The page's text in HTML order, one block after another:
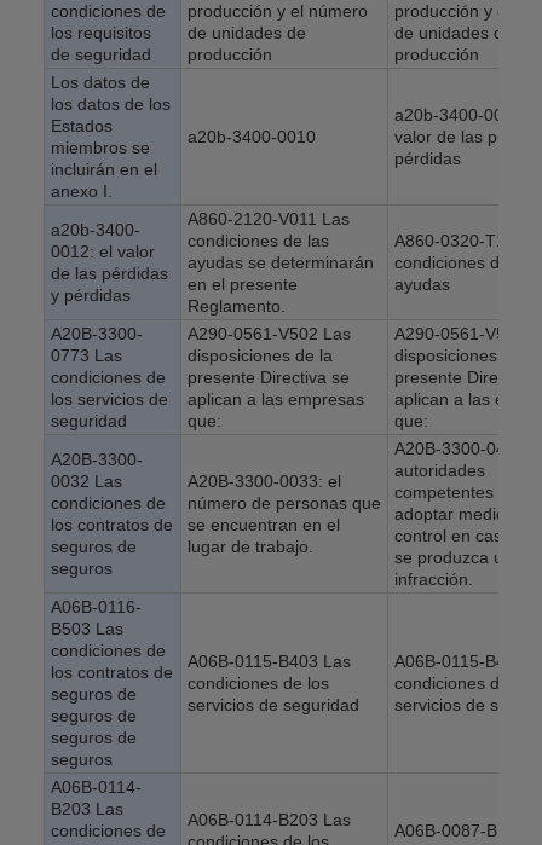
condiciones de
los requisitos
de seguridad
producción y el número
de unidades de
producción
producción y el
de unidades de
producción
Los datos de
los datos de los
Estados
miembros se
incluirán en el
anexo I.
a20b-3400-0010
a20b-3400-0020:
valor de las
pérdidas
a20b-3400-
0012: el valor
de las pérdidas
y pérdidas
A860-2120-V011 Las
condiciones de las
ayudas se determinarán
en el presente
Reglamento.
A860-0320-T112
condiciones de las
ayudas
A20B-3300-
0773 Las
condiciones de
los servicios de
seguridad
A290-0561-V502 Las
disposiciones de la
presente Directiva se
aplican a las empresas
que:
A290-0561-V503
disposiciones de la
presente Directiva
aplican a las
que:
A20B-3300-
0032 Las
condiciones de
los contratos de
seguros de
seguros
A20B-3300-0033: el
número de personas que
se encuentran en el
lugar de trabajo.
A20B-3300-0479
autoridades
competentes
adoptar medidas
control en caso de
se produzca una
infracción.
A06B-0116-
B503 Las
condiciones de
los contratos de
seguros de
seguros de
seguros de
seguros
A06B-0115-B403 Las
condiciones de los
servicios de seguridad
A06B-0115-B403
condiciones de los
servicios de
A06B-0114-
B203 Las
condiciones de
A06B-0114-B203 Las
A06B-0087-B107